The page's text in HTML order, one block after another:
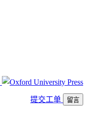
提交工单 留言